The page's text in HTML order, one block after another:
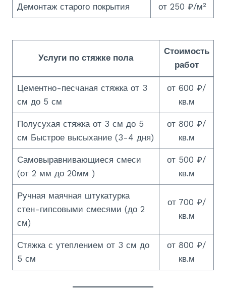
Демонтаж старого покрытия от 250 ₽/м²
Услуги по стяжке пола
Стоимость
работ
Цементно-песчаная стяжка от 3
см до 5 см
от 600 ₽/
кв.м
Полусухая стяжка от 3 см до 5
см Быстрое высыхание (3-4 дня)
от 800 ₽/
кв.м
Самовыравнивающиеся смеси
(от 2 мм до 20мм )
от 500 ₽/
кв.м
Ручная маячная штукатурка
стен-гипсовыми смесями (до 2
см)
от 700 ₽/
кв.м
Стяжка с утеплением от 3 см до
5 см
от 800 ₽/
кв.м